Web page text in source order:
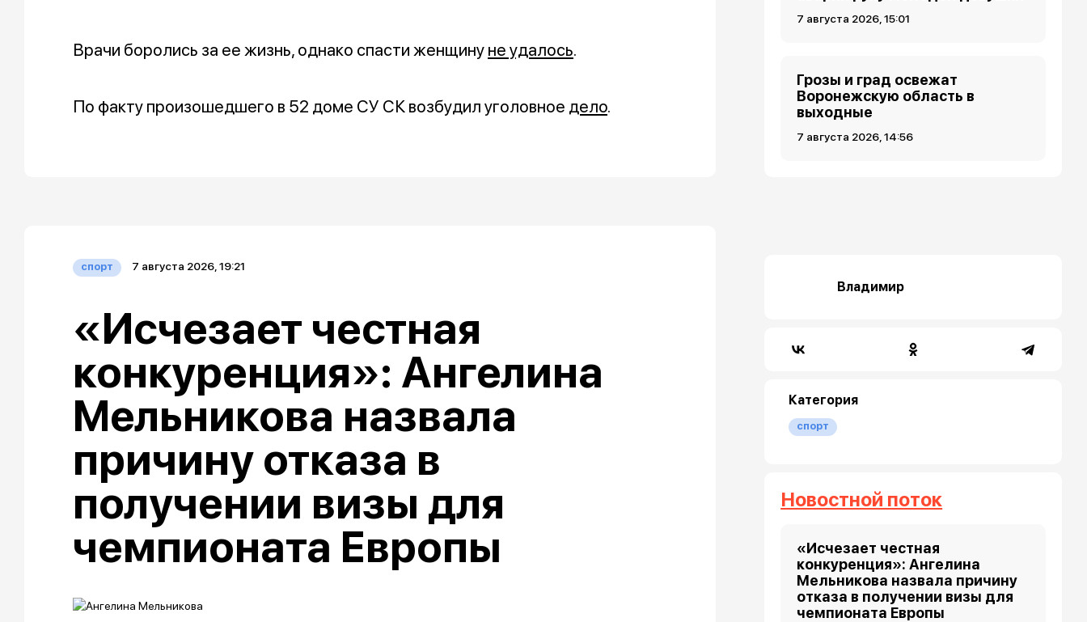
Врачи боролись за ее жизнь, однако спасти женщину не удалось.
По факту произошедшего в 52 доме СУ СК возбудил уголовное дело.
7 августа 2026, 15:01
Грозы и град освежат
Воронежскую область в
выходные
7 августа 2026, 14:56
спорт 7 августа 2026, 19:21
«Исчезает честная
конкуренция»: Ангелина
Мельникова назвала
причину отказа в
получении визы для
чемпионата Европы
Владимир
Категория
спорт
Новостной поток
«Исчезает честная
конкуренция»: Ангелина
Мельникова назвала причину
отказа в получении визы для
чемпионата Европы